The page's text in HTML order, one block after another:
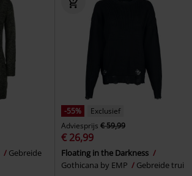
Gebreide
-55%
Exclusief
Adviesprijs € 59,99
€ 26,99
Floating in the Darkness
Gothicana by EMP
Gebreide trui